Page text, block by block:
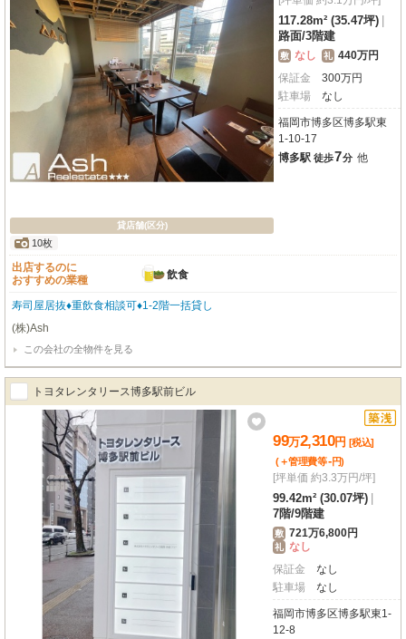
貸店舗(区分)
10枚
117.28m² (35.47坪)
路面/3階建
敷 なし 礼 440万円
保証金
300万円
駐車場
なし
福岡市博多区博多駅東
1-10-17
博多駅 徒歩7分 他
出店するのに
おすすめの業種
飲食
寿司屋居抜♦重飲食相談可♦1-2階一括貸し
(株)Ash
この会社の全物件を見る
トヨタレンタリース博多駅前ビル
99万2,310円 [税込]
(＋管理費等-円)
[坪単価 約3.3万円/坪]
99.42m² (30.07坪)
7階/9階建
敷 721万6,800円
礼 なし
保証金
なし
駐車場
なし
福岡市博多区博多駅東1-
12-8